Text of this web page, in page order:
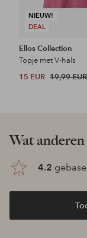
NIEUW!
DEAL
Ellos Collection
Topje met V-hals
15 EUR 19,99 EUR
Wat
4.2